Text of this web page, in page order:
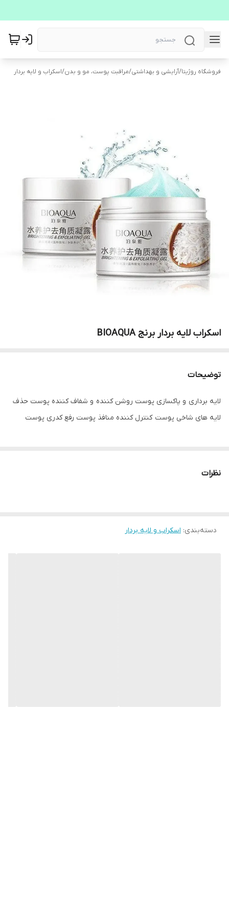
فروشگاه روژیتا/آرایشی و بهداشتی/مراقبت پوست، مو و بدن/اسکراب و لایه بردار
اسکراب لایه بردار برنج BIOAQUA
توضیحات
لایه برداری و پاکسازی پوست روشن کننده و شفاف کننده پوست حذف
لایه های شاخی پوست کنترل کننده منافذ پوست رفع کدری پوست
نظرات
دسته‌بندی: اسکراب و لایه بردار